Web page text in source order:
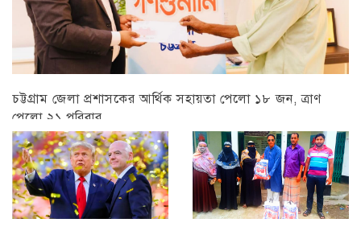
চট্টগ্রাম জেলা প্রশাসকের আর্থিক সহায়তা পেলো ১৮ জন, ত্রাণ
পেলো ২১ পরিবার
চট্টগ্রাম